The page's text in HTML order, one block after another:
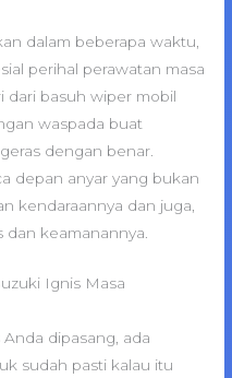
dalam beberapa waktu,
perihal perawatan masa
dari basuh wiper mobil
waspada buat
dengan benar.
depan anyar yang bukan
kendaraannya dan juga,
keamanannya.
Ignis Masa
Anda dipasang, ada
sudah pasti kalau itu